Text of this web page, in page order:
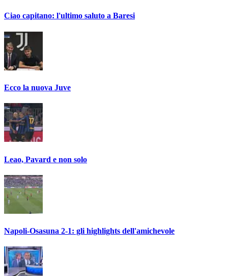
Ciao capitano: l'ultimo saluto a Baresi
Ecco la nuova Juve
Leao, Pavard e non solo
Napoli-Osasuna 2-1: gli highlights dell'amichevole